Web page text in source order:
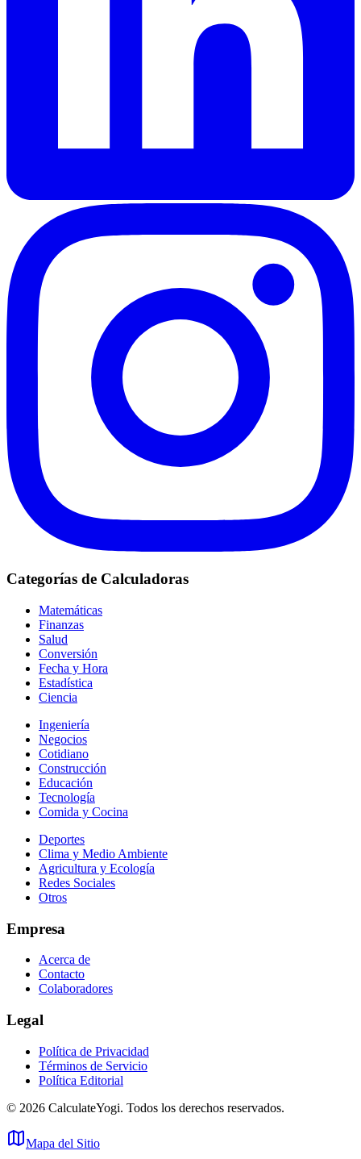
Categorías de Calculadoras
Matemáticas
Finanzas
Salud
Conversión
Fecha y Hora
Estadística
Ciencia
Ingeniería
Negocios
Cotidiano
Construcción
Educación
Tecnología
Comida y Cocina
Deportes
Clima y Medio Ambiente
Agricultura y Ecología
Redes Sociales
Otros
Empresa
Acerca de
Contacto
Colaboradores
Legal
Política de Privacidad
Términos de Servicio
Política Editorial
© 2026 CalculateYogi. Todos los derechos reservados.
Mapa del Sitio